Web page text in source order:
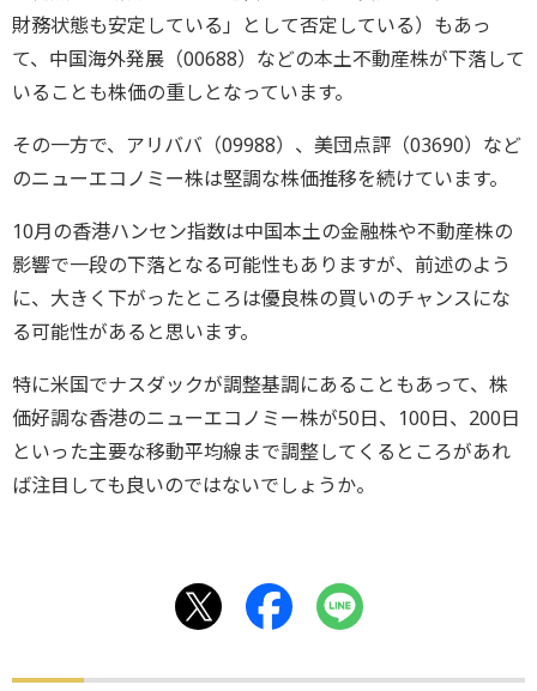
財務状態も安定している」として否定している）もあっ
て、中国海外発展（00688）などの本土不動産株が下落して
いることも株価の重しとなっています。
その一方で、アリババ（09988）、美団点評（03690）など
のニューエコノミー株は堅調な株価推移を続けています。
10月の香港ハンセン指数は中国本土の金融株や不動産株の
影響で一段の下落となる可能性もありますが、前述のよう
に、大きく下がったところは優良株の買いのチャンスにな
る可能性があると思います。
特に米国でナスダックが調整基調にあることもあって、株
価好調な香港のニューエコノミー株が50日、100日、200日
といった主要な移動平均線まで調整してくるところがあれ
ば注目しても良いのではないでしょうか。